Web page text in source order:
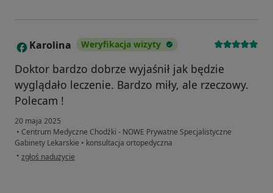
K Karolina Weryfikacja wizyty
Doktor bardzo dobrze wyjaśnił jak będzie
wyglądało leczenie. Bardzo miły, ale rzeczowy.
Polecam !
20 maja 2025
• Centrum Medyczne Chodźki - NOWE Prywatne Specjalistyczne
Gabinety Lekarskie • konsultacja ortopedyczna
• w opinii użytkownika Karolina
zgłoś nadużycie